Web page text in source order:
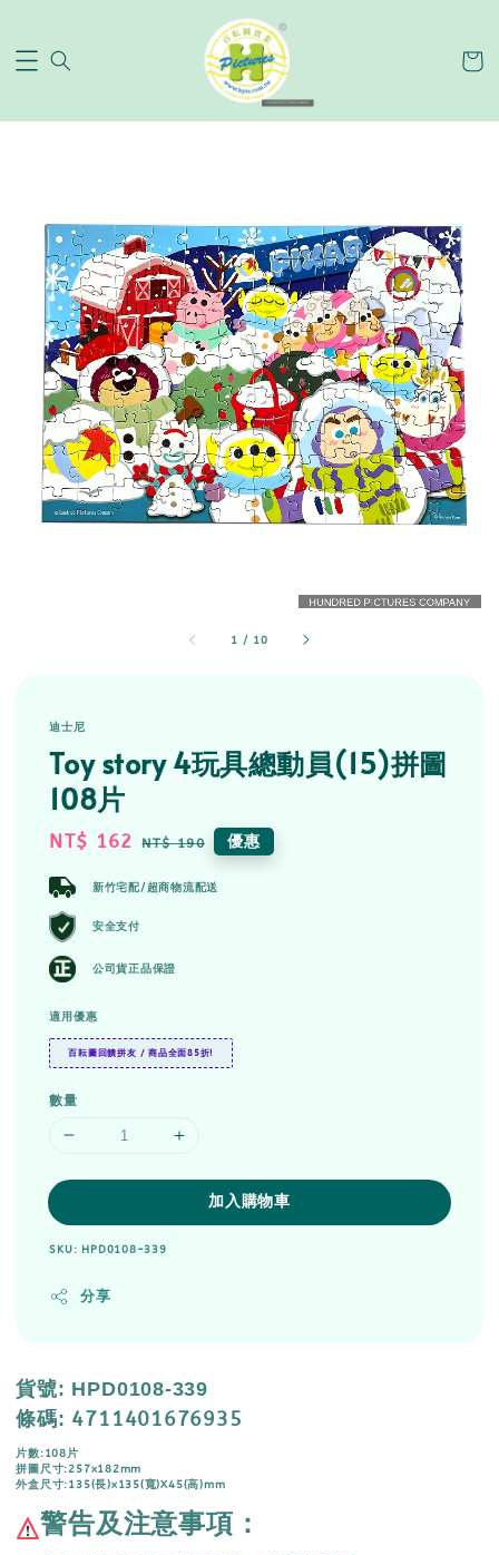
1 / 10
迪士尼
Toy story 4玩具總動員(15)拼圖
108片
Sale
NT$ 162 Regular
NT$ 190 優惠
新竹宅配/超商物流配送
安全支付
公司貨正品保證
適用優惠
百耘圖回饋拼友 / 商品全面85折!
數量
加入購物車
SKU: HPD0108-339
分享
貨號: HPD0108-339
條碼: 4711401676935
片數:108片
拼圖尺寸:257x182mm
外盒尺寸:135(長)x135(寬)X45(高)mm
警告及注意事項：